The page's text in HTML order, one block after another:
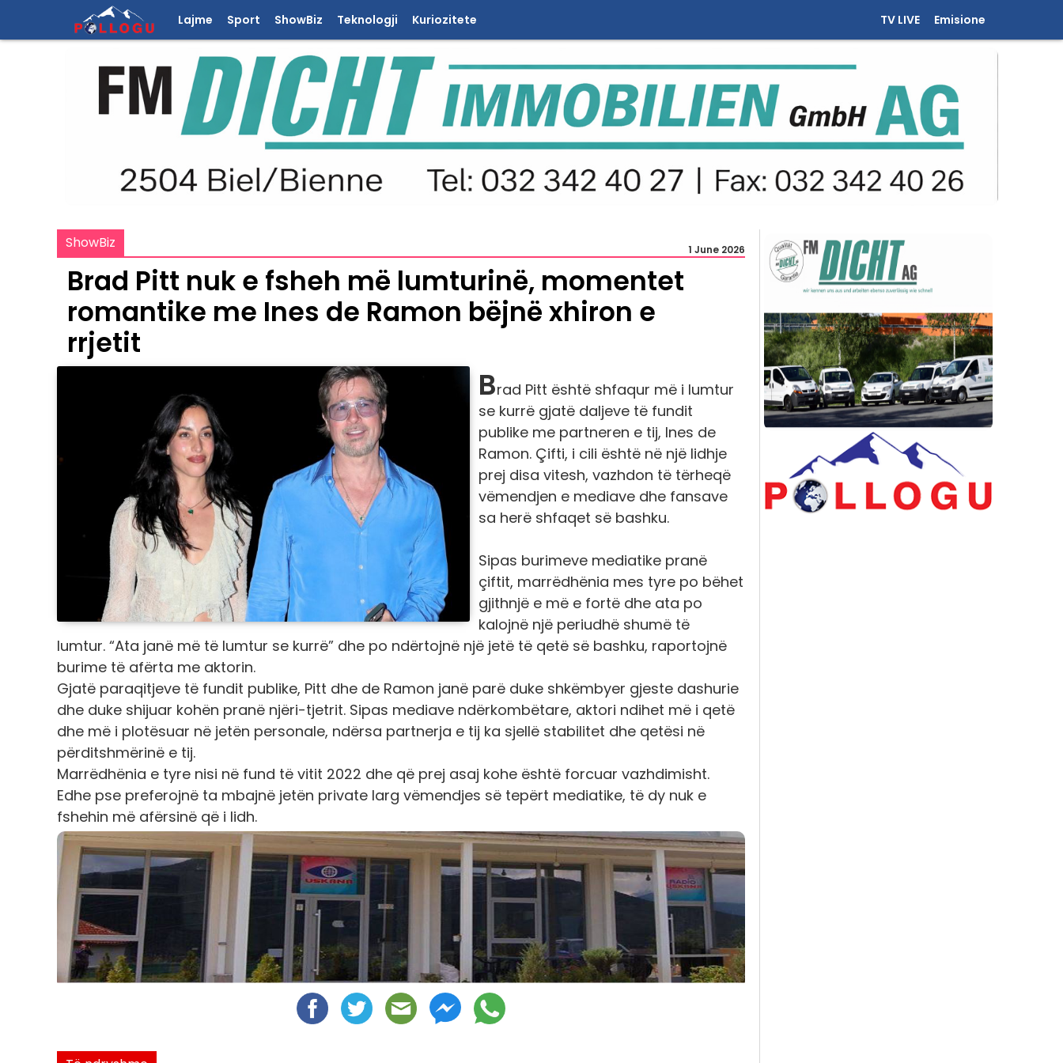
Lajme Sport ShowBiz Teknologji Kuriozitete TV LIVE Emisione
ShowBiz 1 June 2026
Brad Pitt nuk e fsheh më lumturinë, momentet
romantike me Ines de Ramon bëjnë xhiron e
rrjetit
Brad Pitt është shfaqur më i lumtur
se kurrë gjatë daljeve të fundit
publike me partneren e tij, Ines de
Ramon. Çifti, i cili është në një lidhje
prej disa vitesh, vazhdon të tërheqë
vëmendjen e mediave dhe fansave
sa herë shfaqet së bashku.
Sipas burimeve mediatike pranë
çiftit, marrëdhënia mes tyre po bëhet
gjithnjë e më e fortë dhe ata po
kalojnë një periudhë shumë të
lumtur. “Ata janë më të lumtur se kurrë” dhe po ndërtojnë një jetë të qetë së bashku, raportojnë
burime të afërta me aktorin.
Gjatë paraqitjeve të fundit publike, Pitt dhe de Ramon janë parë duke shkëmbyer gjeste dashurie
dhe duke shijuar kohën pranë njëri-tjetrit. Sipas mediave ndërkombëtare, aktori ndihet më i qetë
dhe më i plotësuar në jetën personale, ndërsa partnerja e tij ka sjellë stabilitet dhe qetësi në
përditshmërinë e tij.
Marrëdhënia e tyre nisi në fund të vitit 2022 dhe që prej asaj kohe është forcuar vazhdimisht.
Edhe pse preferojnë ta mbajnë jetën private larg vëmendjes së tepërt mediatike, të dy nuk e
fshehin më afërsinë që i lidh.